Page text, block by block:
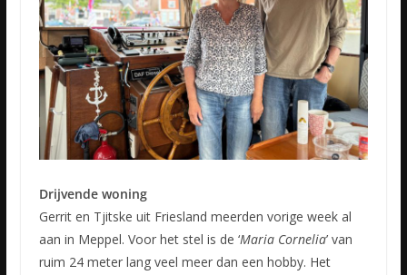
Drijvende woning
Gerrit en Tjitske uit Friesland meerden vorige week al
aan in Meppel. Voor het stel is de ‘Maria Cornelia’ van
ruim 24 meter lang veel meer dan een hobby. Het